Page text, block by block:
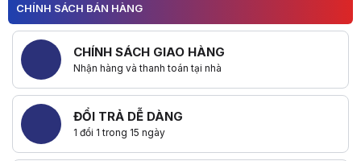
CHÍNH SÁCH BÁN HÀNG
CHÍNH SÁCH GIAO HÀNG
Nhận hàng và thanh toán tại nhà
ĐỔI TRẢ DỄ DÀNG
1 đổi 1 trong 15 ngày